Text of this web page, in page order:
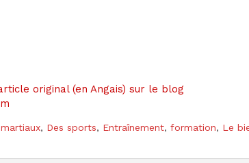
original (en Angais) sur le blog
, Des sports, Entraînement, formation, Le